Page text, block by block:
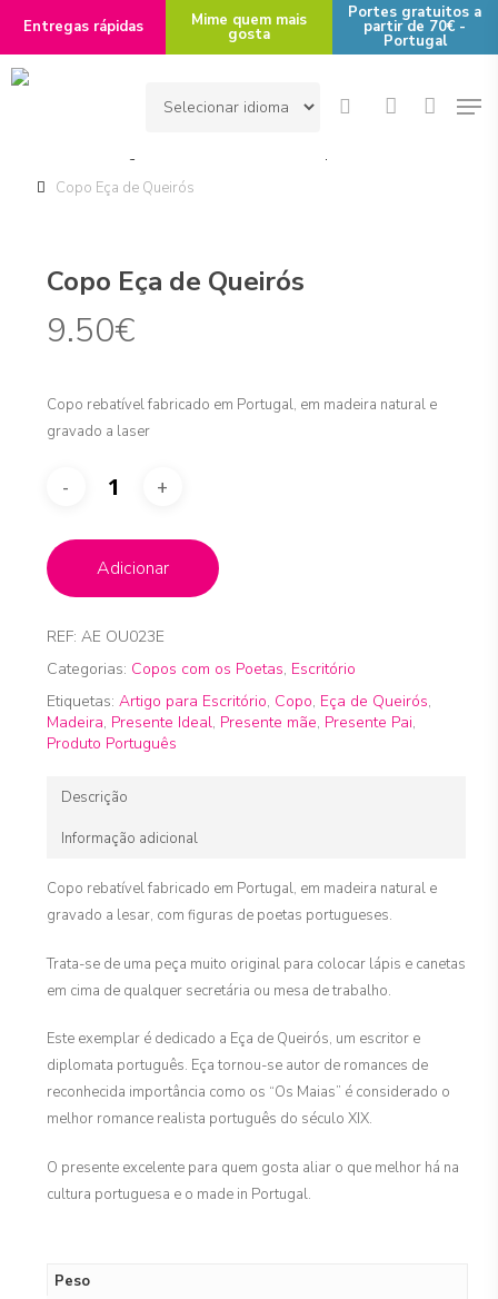
main
content
Entregas rápidas Mime quem mais
gosta
Portes gratuitos a
partir de 70€ -
Portugal
searchaccount
Copo Eça de Queirós
Copo Eça de Queirós
9.50€
Copo rebatível fabricado em Portugal, em madeira natural e
gravado a laser
Adicionar
REF: AE OU023E
Categorias: Copos com os Poetas, Escritório
Etiquetas: Artigo para Escritório, Copo, Eça de Queirós,
Madeira, Presente Ideal, Presente mãe, Presente Pai,
Produto Português
Descrição
Informação adicional
Copo rebatível fabricado em Portugal, em madeira natural e
gravado a lesar, com figuras de poetas portugueses.
Trata-se de uma peça muito original para colocar lápis e canetas
em cima de qualquer secretária ou mesa de trabalho.
Este exemplar é dedicado a Eça de Queirós, um escritor e
diplomata português. Eça tornou-se autor de romances de
reconhecida importância como os “Os Maias” é considerado o
melhor romance realista português do século XIX.
O presente excelente para quem gosta aliar o que melhor há na
cultura portuguesa e o made in Portugal.
Peso